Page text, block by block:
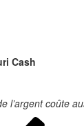
Cash
l’argent coûte